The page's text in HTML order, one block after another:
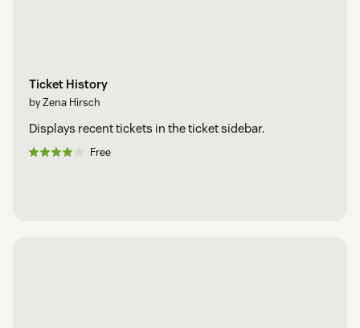
Ticket History
by Zena Hirsch
Displays recent tickets in the ticket sidebar.
Free